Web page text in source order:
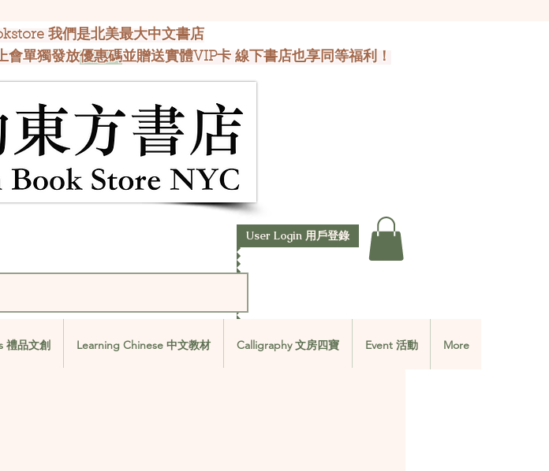
我們是北美最大中文書店
會單獨發放優惠碼並贈送實體VIP卡 線下書店也享同等福利！
User Login 用戶登錄
禮品文創 Learning Chinese 中文教材 Calligraphy 文房四寶 Event 活動 More
禮品文創 Learning Chinese 中文教材 Calligraphy 文房四寶 Event 活動 More